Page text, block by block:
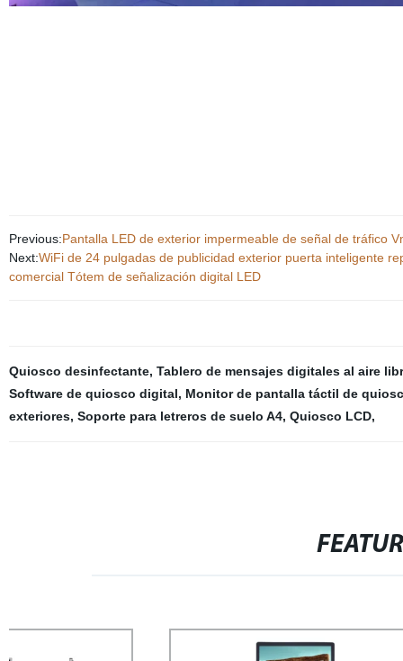
Previous:Pantalla LED de exterior impermeable de señal de tráfico
Next:WiFi de 24 pulgadas de publicidad exterior puerta inteligente
comercial Tótem de señalización digital LED
Quiosco desinfectante, Tablero de mensajes digitales al aire
Software de quiosco digital, Monitor de pantalla táctil de
exteriores, Soporte para letreros de suelo A4, Quiosco LCD,